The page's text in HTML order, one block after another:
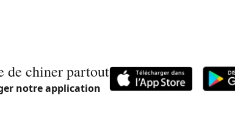
de chiner partout
notre application